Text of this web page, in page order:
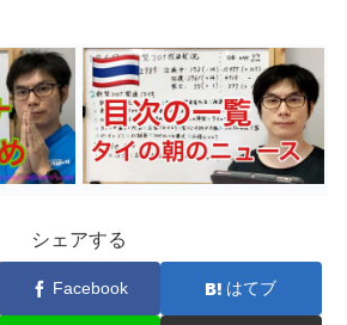
シェアする
Facebook はてブ